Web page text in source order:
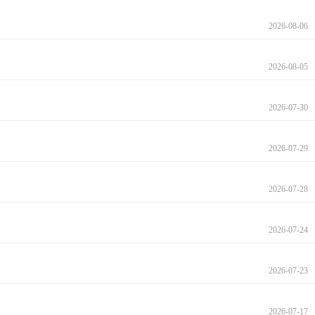
2026-08-06
2026-08-05
2026-07-30
2026-07-29
2026-07-28
2026-07-24
2026-07-23
2026-07-17